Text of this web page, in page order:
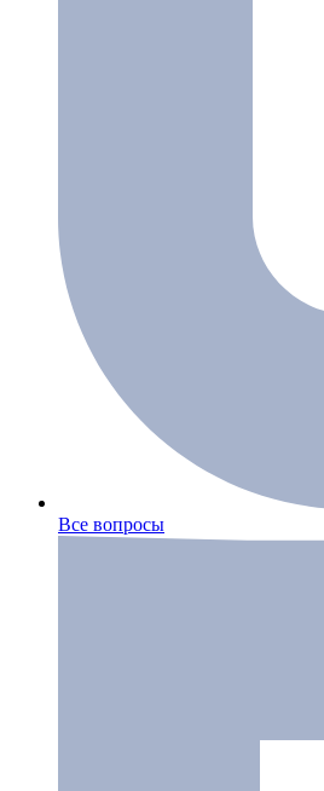
Все вопросы